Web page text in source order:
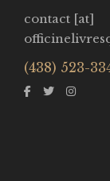
contact [at]
(438) 523-